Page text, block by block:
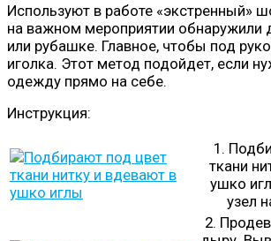
Используют в работе «экстренный»
на важном мероприятии обнаружили
или рубашке. Главное, чтобы под
иголка. Этот метод подойдет, если
одежду прямо на себе.
Инструкция:​
1.
ткани
ушко
узел
2.